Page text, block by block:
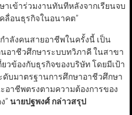
เข้าร่วมงานทันทีหลังจากเรียนจบ
ลื่อนธุรกิจในอนาคต”
ำลังคนสายอาชีพในครั้งนี้ เป็น
อาชีวศึกษาระบบทวิภาคี ในสาขา
วข้องกับธุรกิจของบริษัท โดยมีเป้า
บมาตรฐานการศึกษาอาชีวศึกษา
อาชีพตรงตามความต้องการของ
” นายปฐพงศ์ กล่าวสรุป